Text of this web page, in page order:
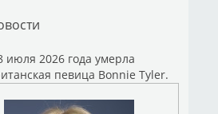
июля 2026 года умерла
певица Bonnie Tyler.